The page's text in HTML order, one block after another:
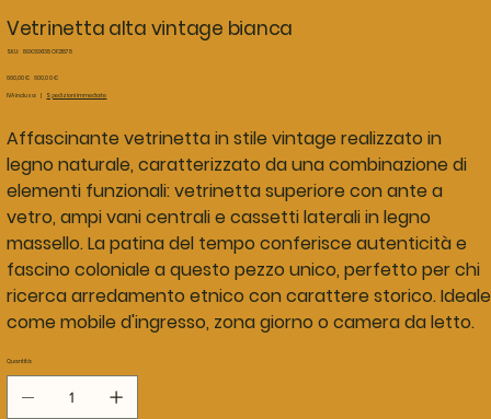
Vetrinetta alta vintage bianca
SKU: SKU
OF21878
89X39X138 OF21878
Prezzo
originale
660,00 € Prezzo
scontato
600,00 €
IVA inclusa Spedizioni immediate
Affascinante vetrinetta in stile vintage realizzato in
legno naturale, caratterizzato da una combinazione di
elementi funzionali: vetrinetta superiore con ante a
vetro, ampi vani centrali e cassetti laterali in legno
massello. La patina del tempo conferisce autenticità e
fascino coloniale a questo pezzo unico, perfetto per chi
ricerca arredamento etnico con carattere storico. Ideale
come mobile d'ingresso, zona giorno o camera da letto.
Quantità